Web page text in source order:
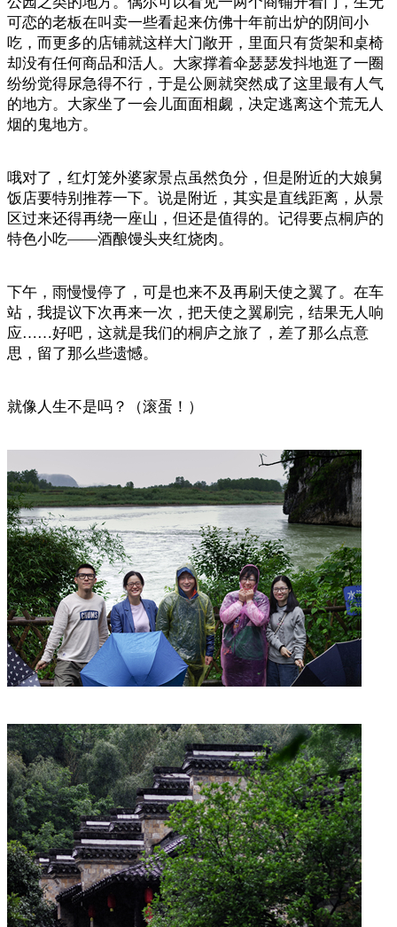
可恋的老板在叫卖一些看起来仿佛十年前出炉的阴间小
吃，而更多的店铺就这样大门敞开，里面只有货架和桌椅
却没有任何商品和活人。大家撑着伞瑟瑟发抖地逛了一圈
纷纷觉得尿急得不行，于是公厕就突然成了这里最有人气
的地方。大家坐了一会儿面面相觑，决定逃离这个荒无人
烟的鬼地方。
哦对了，红灯笼外婆家景点虽然负分，但是附近的大娘舅
饭店要特别推荐一下。说是附近，其实是直线距离，从景
区过来还得再绕一座山，但还是值得的。记得要点桐庐的
特色小吃——酒酿馒头夹红烧肉。
下午，雨慢慢停了，可是也来不及再刷天使之翼了。在车
站，我提议下次再来一次，把天使之翼刷完，结果无人响
应……好吧，这就是我们的桐庐之旅了，差了那么点意
思，留了那么些遗憾。
就像人生不是吗？（滚蛋！）